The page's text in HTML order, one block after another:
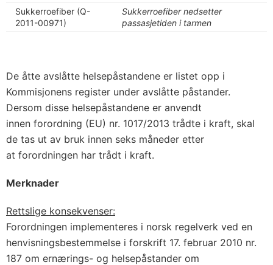
Sukkerroefiber (Q-
2011-00971)
Sukkerroefiber nedsetter
passasjetiden i tarmen
De åtte avslåtte helsepåstandene er listet opp i
Kommisjonens register under avslåtte påstander.
Dersom disse helsepåstandene er anvendt
innen forordning (EU) nr. 1017/2013 trådte i kraft, skal
de tas ut av bruk innen seks måneder etter
at forordningen har trådt i kraft.
Merknader
Rettslige konsekvenser:
Forordningen implementeres i norsk regelverk ved en
henvisningsbestemmelse i forskrift 17. februar 2010 nr.
187 om ernærings- og helsepåstander om